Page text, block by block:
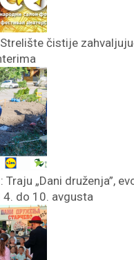
Strelište čistije
Traju „Dani druženja”,
do 10. avgusta